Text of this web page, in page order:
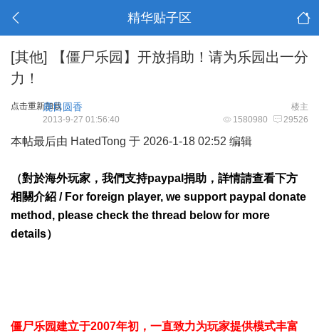
精华贴子区
[其他]
【僵尸乐园】开放捐助！请为乐园出一分
力！
点击重新加载 楼主
鹿目圆香
1580980 29526
2013-9-27 01:56:40
本帖最后由 HatedTong 于 2026-1-18 02:52 编辑
（對於海外玩家，我們支持paypal捐助，詳情請查看下方
相關介紹 / For foreign player, we support paypal donate
method, please check the thread below for more
details）
僵尸乐园建立于2007年初，一直致力为玩家提供模式丰富